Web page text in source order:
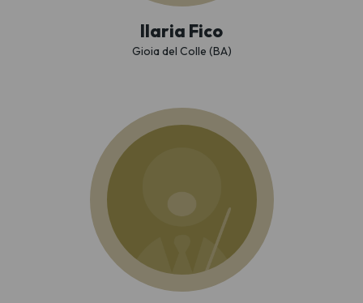
Ilaria Fico
Gioia del Colle (BA)